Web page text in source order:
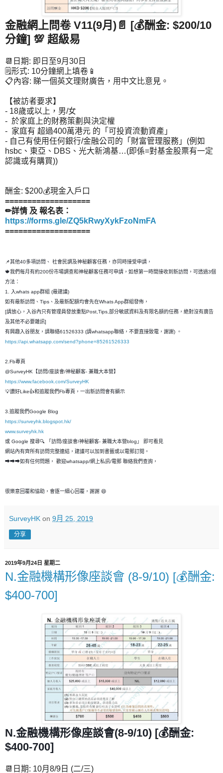
金融網上問卷 V11(9月)📄 [💰酬金: $200/10
分鐘] 💯 超級易
📆日期: 即日至9月30日
🗒形式: 10分鐘網上填卷📱
📋內容: 睇一個英文理財廣告，用中文比意見。
【被訪者要求】
- 18歲或以上，男/女
- 於家庭上的財務策劃與決定權
- 家庭有 超過400萬港元 的「可投資流動資產」
- 自己有使用任何銀行/金融公司的「財富管理服務」(例如
hsbc、東亞、DBS、光大新鴻基…(即係=對基金股票有一定
認識或有購買))
酬金: $200💰現金入戶口
===================
✏詳情 及 報名表：
https://forms.gle/ZQ5kRwyXykFzoNmFA
===================
📌其他40多項訪問、 社會民調及神秘顧客任務，亦同時接受申請，
🍁我們每月有約200份市場調查和神秘顧客任務可申請，如想第一時間接收到新訪問，可透過3個
方法：
1. 入whats app群組 (最建議)
如有最新訪問、Tips、及最新配額均會先在Whats App群組發佈，
[請放心，入谷內只有管理員發放重點Post,Tips,部分敏感資料及有限名額的任務，絶對沒有廣告
及其他不必要雜訊]
有興趣入谷朋友，請聯絡61526333 (請whatsapp聯絡，不要直接致電，謝謝) 。
https://api.whatsapp.com/send?phone=85261526333
2.Fb專頁
@SurveyHK【訪問/座談會/神秘顧客- 兼職大本營】
https://www.facebook.com/SurveyHK
💡讚好Like👍和追蹤我們Fb專頁，一出新訪問會有顯示
3.追蹤我們Google Blog
https://surveyhk.blogspot.hk/
www.surveyhk.hk
或 Google 搜尋🔍 「訪問/座談會/神秘顧客- 兼職大本營blog」 即可看見
網站內有齊所有訪問完整連結，建議可以加到書籤或以電郵訂閱。
➡➡➡如有任何問題， 歡迎whatsapp/網上私訊/電郵 聯絡我們查詢，
很樂意回覆和恊助，會逐一細心回覆，謝謝 😄
SurveyHK on 9月 25, 2019
分享
2019年9月24日 星期二
N.金融機構形像座談會 (8-9/10) [💰酬金:
$400-700]
N.金融機構形像座談會(8-9/10) [💰酬金:
$400-700]
📆日期: 10月8/9日 (二/三)